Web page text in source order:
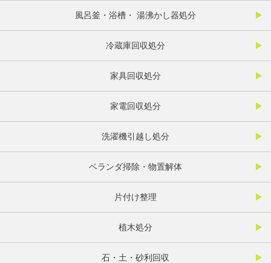
風呂釜・浴槽・ 湯沸かし器処分
冷蔵庫回収処分
家具回収処分
家電回収処分
洗濯機引越し処分
ベランダ掃除・物置解体
片付け整理
植木処分
石・土・砂利回収